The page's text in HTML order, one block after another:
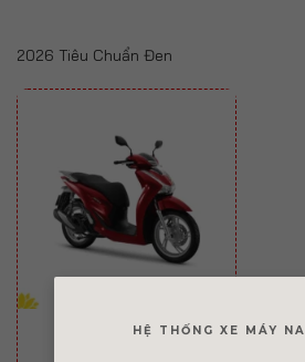
2026 Tiêu Chuẩn Đen
HONDA SH 125HỆ THỐNG XE MÁY